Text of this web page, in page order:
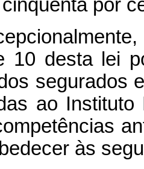
por
10 desta lei
segurados
ao
às